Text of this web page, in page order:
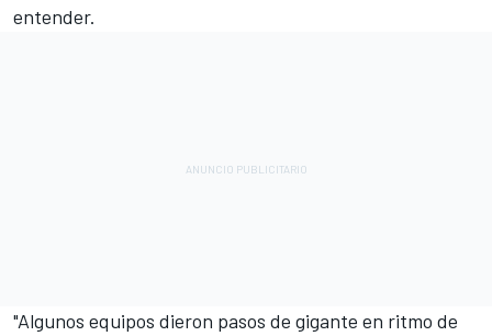
entender.
"Algunos equipos dieron pasos de gigante en ritmo de